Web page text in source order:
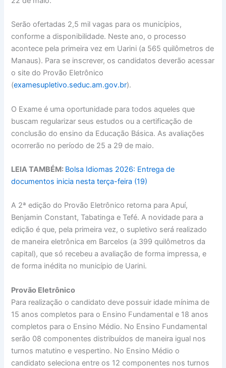
Serão ofertadas 2,5 mil vagas para os municípios,
conforme a disponibilidade. Neste ano, o processo
acontece pela primeira vez em Uarini (a 565 quilômetros de
Manaus). Para se inscrever, os candidatos deverão acessar
o site do Provão Eletrônico
(examesupletivo.seduc.am.gov.br).
O Exame é uma oportunidade para todos aqueles que
buscam regularizar seus estudos ou a certificação de
conclusão do ensino da Educação Básica. As avaliações
ocorrerão no período de 25 a 29 de maio.
LEIA TAMBÉM: Bolsa Idiomas 2026: Entrega de
documentos inicia nesta terça-feira (19)
A 2ª edição do Provão Eletrônico retorna para Apuí,
Benjamin Constant, Tabatinga e Tefé. A novidade para a
edição é que, pela primeira vez, o supletivo será realizado
de maneira eletrônica em Barcelos (a 399 quilômetros da
capital), que só recebeu a avaliação de forma impressa, e
de forma inédita no município de Uarini.
Provão Eletrônico
Para realização o candidato deve possuir idade mínima de
15 anos completos para o Ensino Fundamental e 18 anos
completos para o Ensino Médio. No Ensino Fundamental
serão 08 componentes distribuídos de maneira igual nos
turnos matutino e vespertino. No Ensino Médio o
candidato seleciona entre os 12 componentes nos turnos